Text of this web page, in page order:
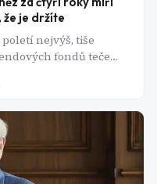
je držíte
nejvýš, tiše
fondů teče
z nich poráží jak S&P